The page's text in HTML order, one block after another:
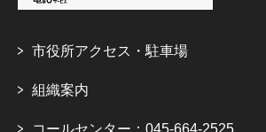
市役所アクセス・駐車場
組織案内
コールセンター：045-664-2525